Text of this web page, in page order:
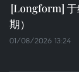
期）
01/08/2026 13:24